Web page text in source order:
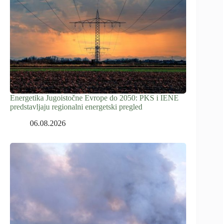
Energetika Jugoistočne Evrope do 2050: PKS i IENE
predstavljaju regionalni energetski pregled
06.08.2026